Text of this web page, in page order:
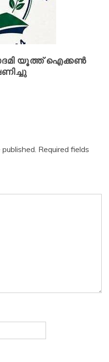
യൂത്ത് ഐക്കൺ
Required fields